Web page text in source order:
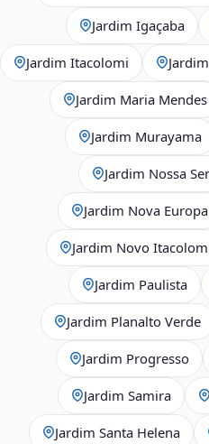
Jardim Igaçaba
Jardim Itacolomi
Jardim Maria Mendes
Jardim Murayama
Jardim Nossa
Jardim Nova Europa
Jardim Novo
Jardim Paulista
Jardim Planalto Verde
Jardim Progresso
Jardim Samira
Jardim Santa Helena